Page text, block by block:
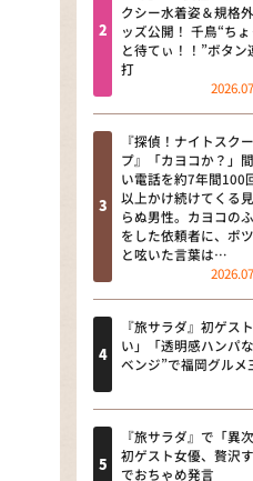
「なんでや
かえり）
DAIGOも
にする？～
本日はダイ
朝だ！生で
教えて！ニ
ミカタ
ＬＩＦＥ～
新婚さんい
ザキ山小屋
クシー水着姿＆規格
ッズ公開！ 千鳥“ちょ
と待てぃ！！”ボタン
打
『探偵！ナイトスクー
プ』「カヨコか？」
い電話を約7年間100
以上かけ続けてくる
らぬ男性。カヨコの
をした依頼者に、ポ
と呟いた言葉は…
『旅サラダ』初ゲス
い」「透明感ハンパ
ベンジ”で福岡グルメ
『旅サラダ』で「異
初ゲスト女優、贅沢
でおちゃめ発言